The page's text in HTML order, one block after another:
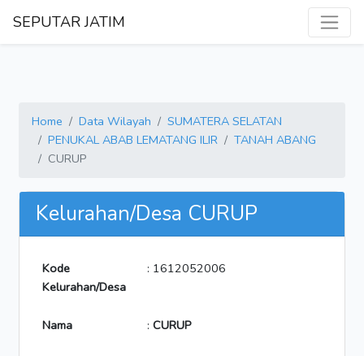
SEPUTAR JATIM
Home Data Wilayah
SUMATERA SELATAN
PENUKAL ABAB LEMATANG ILIR
TANAH ABANG
CURUP
Kelurahan/Desa CURUP
Kode
Kelurahan/Desa
: 1612052006
Nama : CURUP